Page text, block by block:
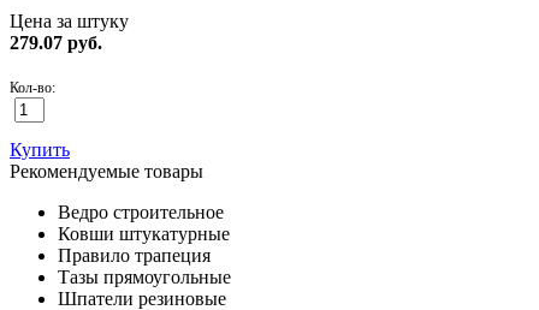
Цена за штуку
279.07 руб.
Кол-во:
Купить
Рекомендуемые товары
Ведро строительное
Ковши штукатурные
Правило трапеция
Тазы прямоугольные
Шпатели резиновые